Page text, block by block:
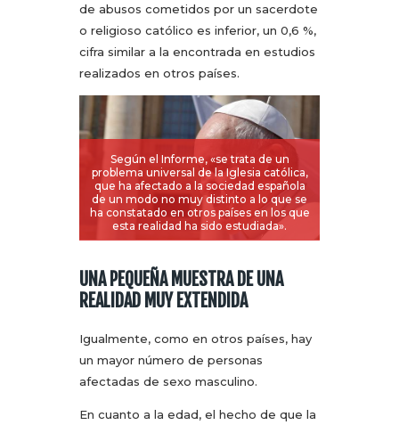
de abusos cometidos por un sacerdote
o religioso católico es inferior, un 0,6 %,
cifra similar a la encontrada en estudios
realizados en otros países.
Según el Informe, «se trata de un
problema universal de la Iglesia católica,
que ha afectado a la sociedad española
de un modo no muy distinto a lo que se
ha constatado en otros países en los que
esta realidad ha sido estudiada».
UNA PEQUEÑA MUESTRA DE UNA
REALIDAD MUY EXTENDIDA
Igualmente, como en otros países, hay
un mayor número de personas
afectadas de sexo masculino.
En cuanto a la edad, el hecho de que la